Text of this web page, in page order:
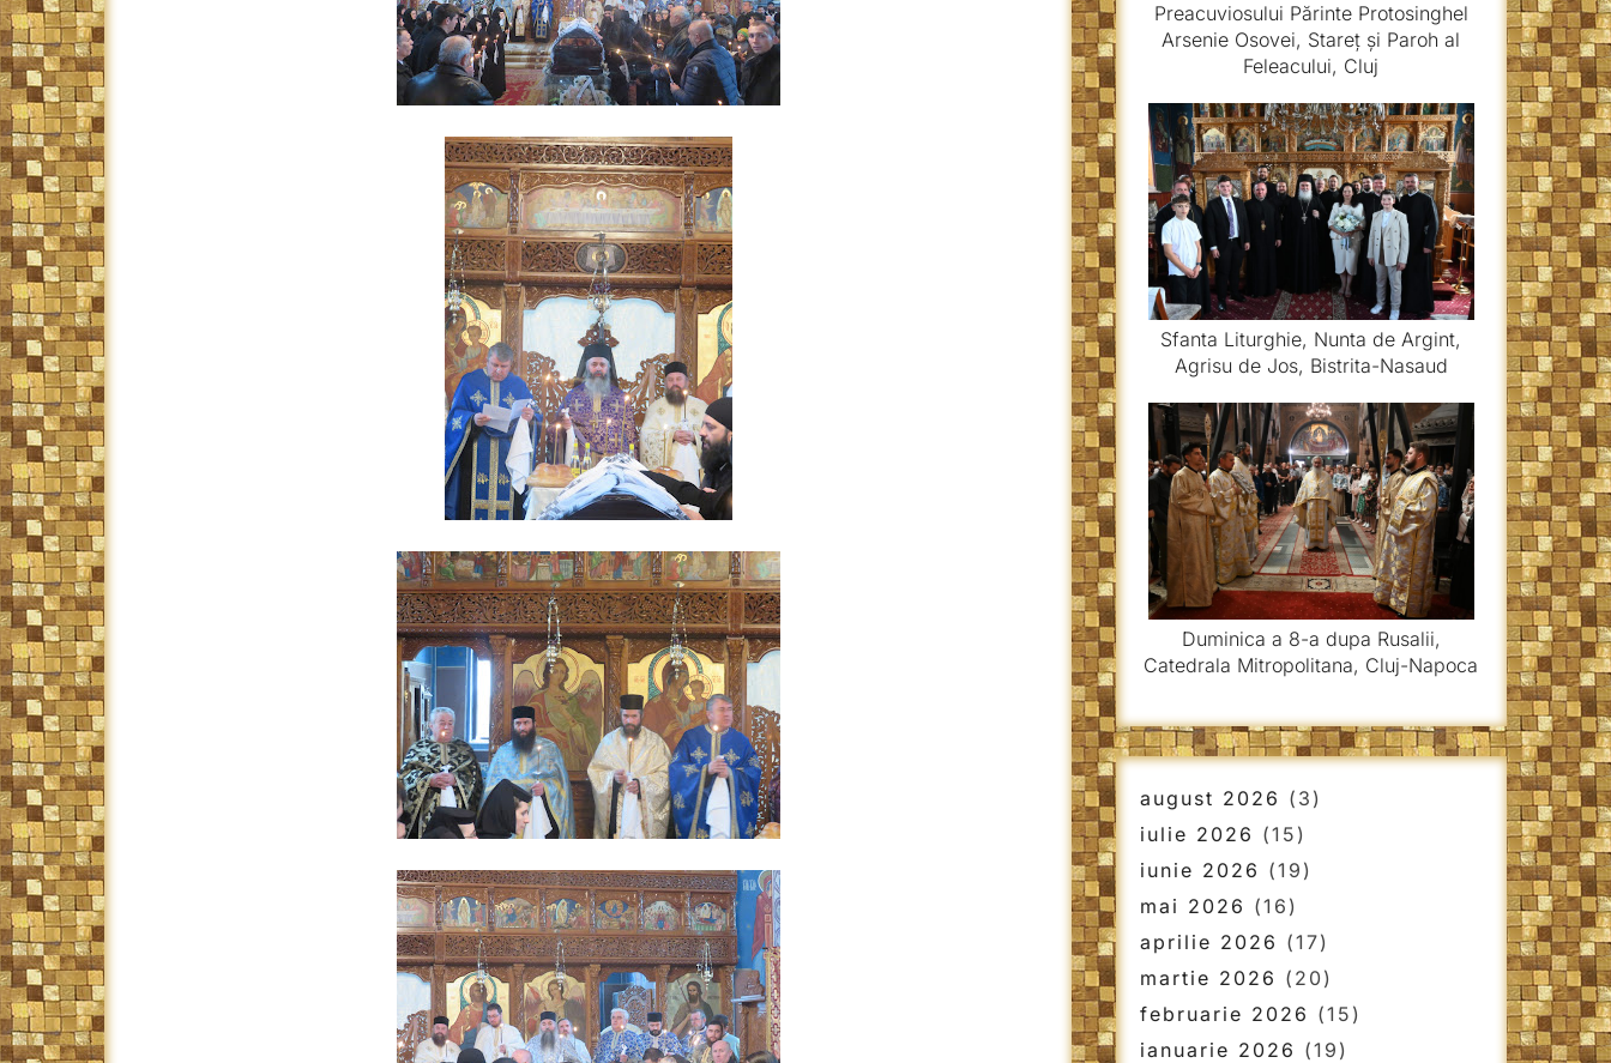
Preacuviosului Părinte Protosinghel
Arsenie Osovei, Stareț și Paroh al
Feleacului, Cluj
Sfanta Liturghie, Nunta de Argint,
Agrisu de Jos, Bistrita-Nasaud
Duminica a 8-a dupa Rusalii,
Catedrala Mitropolitana, Cluj-Napoca
august 2026 (3)
iulie 2026 (15)
iunie 2026 (19)
mai 2026 (16)
aprilie 2026 (17)
martie 2026 (20)
februarie 2026 (15)
ianuarie 2026 (19)